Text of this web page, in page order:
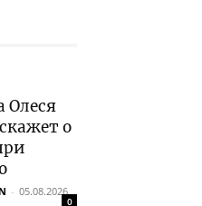
Олеся
о
- 05.08.2026
0